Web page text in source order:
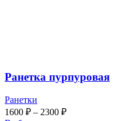
Ранетка пурпуровая
Ранетки
1600 ₽ – 2300 ₽Диапазон